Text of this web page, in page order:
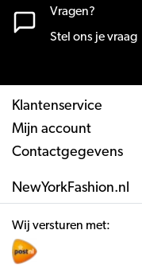
Vragen?
Stel ons je vraag
Klantenservice
Mijn account
Contactgegevens
NewYorkFashion.nl
Wij versturen met: